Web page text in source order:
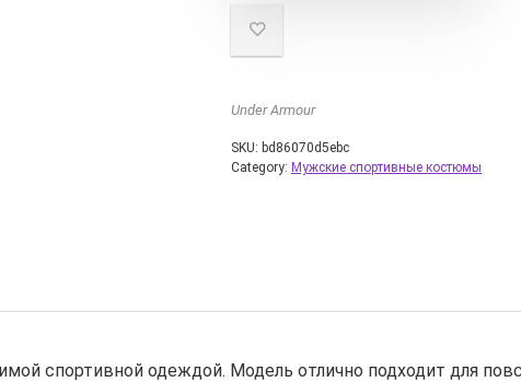
Under Armour
SKU: bd86070d5ebc
Category: Мужские спортивные костюмы
спортивной одеждой. Модель отлично подходит для